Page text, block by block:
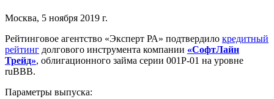
Москва, 5 ноября 2019 г.
Рейтинговое агентство «Эксперт РА» подтвердило кредитный
рейтинг долгового инструмента компании «СофтЛайн
Трейд», облигационного займа серии 001P-01 на уровне
ruBBB.
Параметры выпуска: